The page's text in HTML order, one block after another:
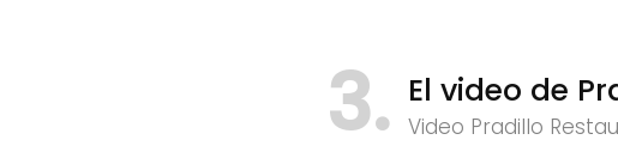
3 El video de
Video Pradillo